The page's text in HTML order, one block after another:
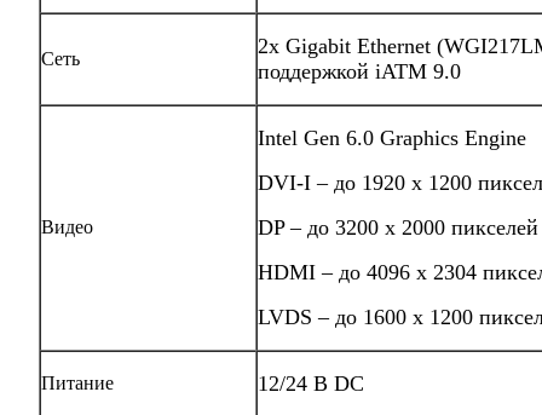
Сеть
2х Gigabit Ethernet
поддержкой iATM 9.0
Видео
Intel Gen 6.0 Graphics Engine
DVI-I – до 1920 x 1200
DP – до 3200 x 2000 пикселей
HDMI – до 4096 x 2304
LVDS – до 1600 x 1200
Питание 12/24 В DC